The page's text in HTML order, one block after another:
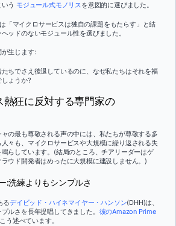
いうモジュール式モノリス を意図的に選びました。
「マイクロサービスは独自の課題をもたらす」と結
ッドのないモジュール性を選びました。
生じます:
ちでさえ後退しているのに、なぜ私たちはそれを福
ょうか?
熱狂に反対する専門家の
の最も尊敬される声の中には、私たちが尊敬する多
々も、マイクロサービスや大規模に繰り返される失
らしています。(結局のところ、チアリーダーはゲ
ウド開発者はめったに大規模に建設しません。)
:洗練よりもシンプルさ
るデイビッド・ハイネマイヤー・ハンソン(DHH)は、
ルさを長年提唱してきました。 彼のAmazon Prime
う述べています。